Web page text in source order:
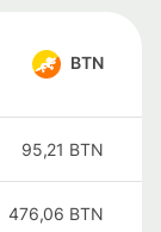
BTN
95,21 BTN
476,06 BTN